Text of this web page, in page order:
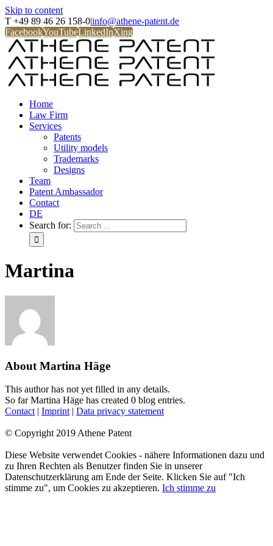
Skip to content
T +49 89 46 26 158-0|info@athene-patent.de
FacebookYouTubeLinkedInXing
Home
Law Firm
Services
Patents
Utility models
Trademarks
Designs
Team
Patent Ambassador
Contact
DE
Search for:
Martina
About Martina Häge
This author has not yet filled in any details.
So far Martina Häge has created 0 blog entries.
Contact | Imprint | Data privacy statement
© Copyright 2019 Athene Patent
Diese Website verwendet Cookies - nähere Informationen dazu und
zu Ihren Rechten als Benutzer finden Sie in unserer
Datenschutzerklärung am Ende der Seite. Klicken Sie auf "Ich
stimme zu", um Cookies zu akzeptieren. Ich stimme zu